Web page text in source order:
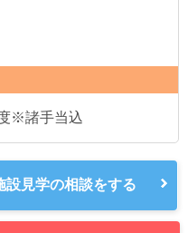
※諸手当込
設見学の相談をする